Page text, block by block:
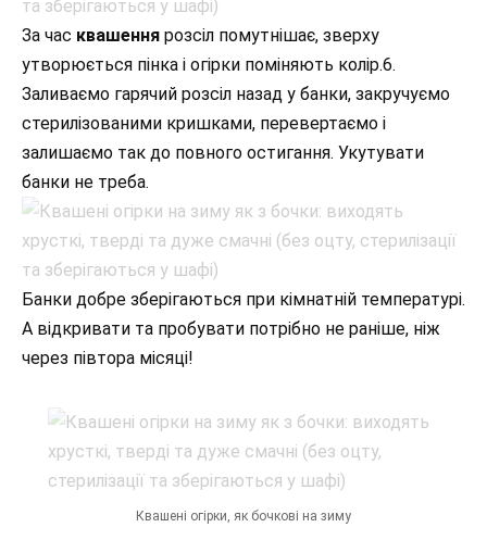
За час квашення розсіл помутнішає, зверху
утворюється пінка і огірки поміняють колір.6.
Заливаємо гарячий розсіл назад у банки, закручуємо
стерилізованими кришками, перевертаємо і
залишаємо так до повного остигання. Укутувати
банки не треба.
Банки добре зберігаються при кімнатній температурі.
А відкривати та пробувати потрібно не раніше, ніж
через півтора місяці!
Квашені огірки, як бочкові на зиму